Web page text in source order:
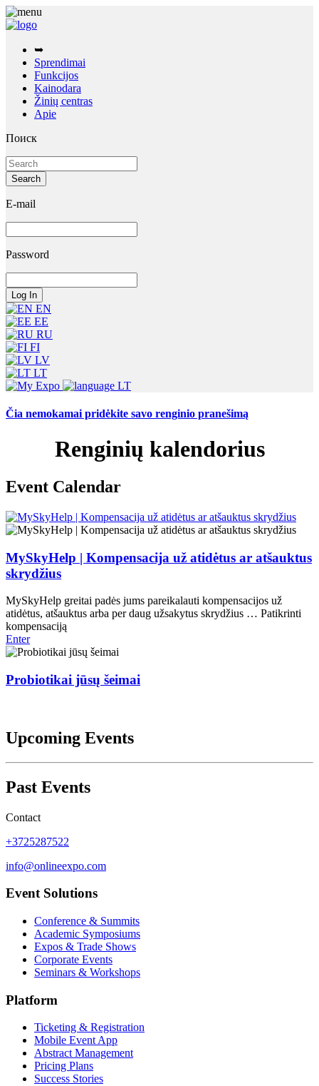
➥
Sprendimai
Funkcijos
Kainodara
Žinių centras
Apie
Поиск
E-mail
Password
EN
EE
RU
FI
LV
LT
LT
Čia nemokamai pridėkite savo renginio pranešimą
Renginių kalendorius
Event Calendar
MySkyHelp | Kompensacija už atidėtus ar atšauktus
skrydžius
MySkyHelp greitai padės jums pareikalauti kompensacijos už
atidėtus, atšauktus arba per daug užsakytus skrydžius … Patikrinti
kompensaciją
Enter
Probiotikai jūsų šeimai
Upcoming Events
Past Events
Contact
+3725287522
info@onlineexpo.com
Event Solutions
Conference & Summits
Academic Symposiums
Expos & Trade Shows
Corporate Events
Seminars & Workshops
Platform
Ticketing & Registration
Mobile Event App
Abstract Management
Pricing Plans
Success Stories